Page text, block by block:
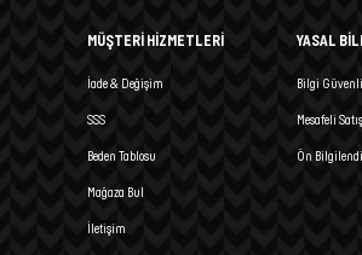
MÜŞTERİ HİZMETLERİ
İade & Değişim
SSS
Beden Tablosu
Mağaza Bul
İletişim
YASAL
Bilgi
Mesafeli
Ön